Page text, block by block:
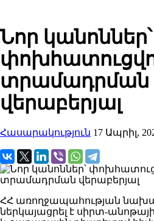
Նոր կանոններ՝
տրամադրման
վերաբերյալ
Հասարակություն 17 Ապրիլ,
ՀՀ առողջապահության
ներկայացրել է սիրտ-